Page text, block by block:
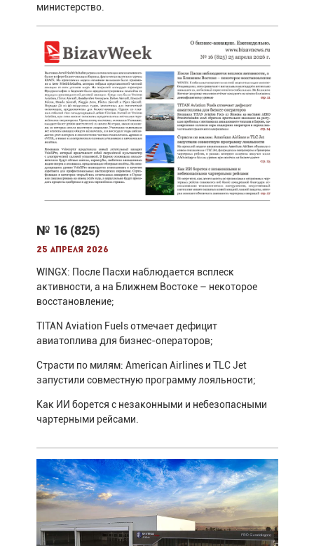
министерство.
№ 16 (825)
25 апреля 2026
WINGX: После Пасхи наблюдается всплеск
активности, а на Ближнем Востоке – некоторое
восстановление;
TITAN Aviation Fuels отмечает дефицит
авиатоплива для бизнес-операторов;
Страсти по милям: American Airlines и TLC Jet
запустили совместную программу лояльности;
Как ИИ борется с незаконными и небезопасными
чартерными рейсами.